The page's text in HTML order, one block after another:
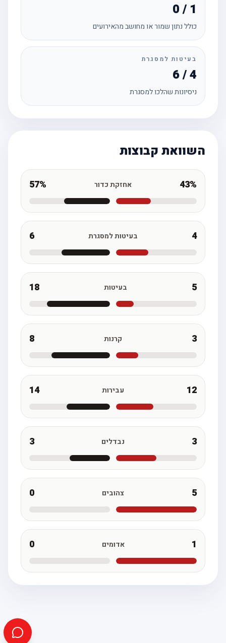
0 / 1
כולל נתון שמור או מחושב מהאירועים
בעיטות למסגרת
6 / 4
ניסיונות שהלכו למסגרת
השוואת קבוצות
43% אחזקת כדור 57%
בעיטות למסגרת
בעיטות 18
קרנות
12 עבירות 14
נבדלים
צהובים
אדומים